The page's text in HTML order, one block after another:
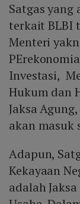
Satgas
terkait BLBI
Menteri
Investasi,
Hukum dan
Jaksa
akan masuk
Adapun,
Kekayaan
adalah